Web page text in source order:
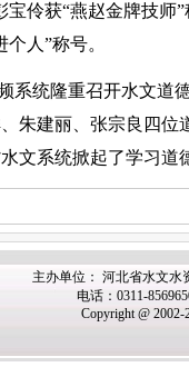
宝伶获“燕赵金牌技师
人”称号。
系统隆重召开水文道
朱建丽、张宗良四
文系统掀起了学习道
主办单位： 河北省水文水
电话：0311-
Copyright @ 2002-